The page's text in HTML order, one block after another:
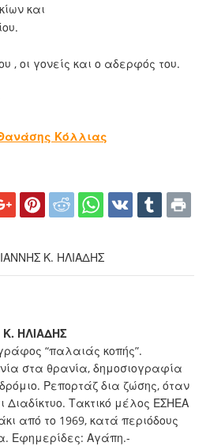
και
, οι γονείς και ο αδερφός του.
Κόλλιας
Κ. ΗΛΙΑΔΗΣ
Κ. ΗΛΙΑΔΗΣ
“παλαιάς κοπής”.
στα θρανία, δημοσιογραφία
Ρεπορτάζ δια ζώσης, όταν
Διαδίκτυο. Τακτικό μέλος ΕΣΗΕΑ
από το 1969, κατά περιόδους
Εφημερίδες: Αγάπη.-